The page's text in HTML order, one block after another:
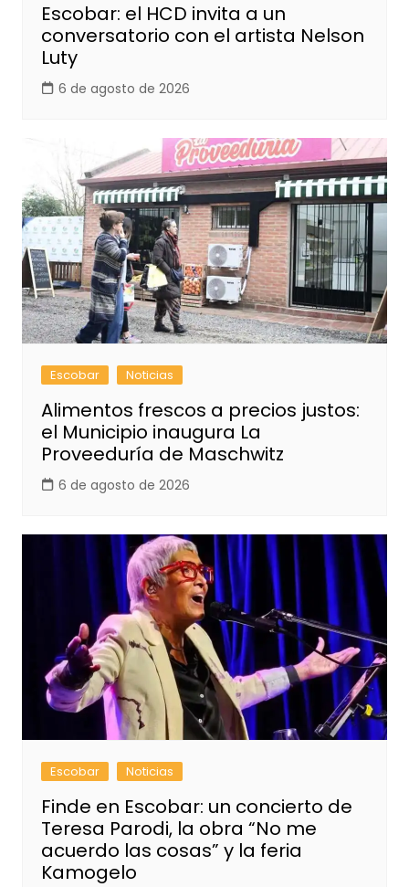
Escobar: el HCD invita a un
conversatorio con el artista Nelson
Luty
6 de agosto de 2026
Escobar Noticias
Alimentos frescos a precios justos:
el Municipio inaugura La
Proveeduría de Maschwitz
6 de agosto de 2026
Escobar Noticias
Finde en Escobar: un concierto de
Teresa Parodi, la obra “No me
acuerdo las cosas” y la feria
Kamogelo